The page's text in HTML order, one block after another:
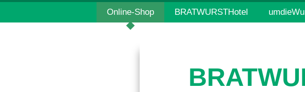
Online-Shop BRATWURSTHotel